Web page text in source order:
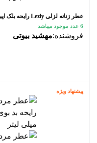
عطر زنانه لزلی Lezly رایحه بلک اپیوم حجم 30 میلی لیتر
6 عدد موجود میباشد
فروشنده:مهشید بیوتی
پیشنهاد ویژه